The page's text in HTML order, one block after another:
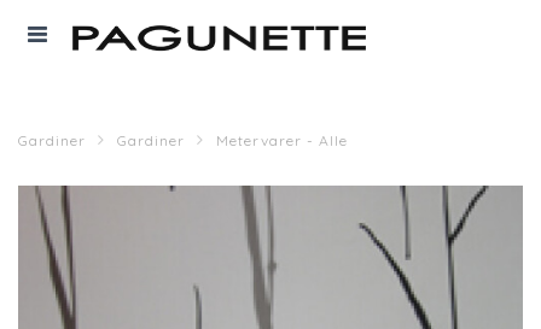
Gardiner Gardiner Metervarer - Alle